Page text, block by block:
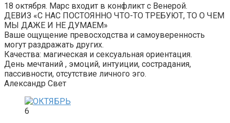
18 октября. Марс входит в конфликт с Венерой.
ДЕВИЗ «С НАС ПОСТОЯННО ЧТО-ТО ТРЕБУЮТ, ТО О ЧЕМ
МЫ ДАЖЕ И НЕ ДУМАЕМ»
Ваше ощущение превосходства и самоуверенность
могут раздражать других.
Качества: магическая и сексуальная ориентация.
День мечтаний , эмоций, интуиции, сострадания,
пассивности, отсутствие личного эго.
Александр Свет
6